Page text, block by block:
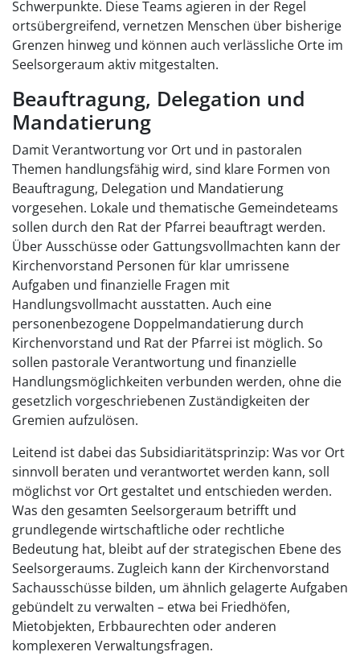
Schwerpunkte. Diese Teams agieren in der Regel
ortsübergreifend, vernetzen Menschen über bisherige
Grenzen hinweg und können auch verlässliche Orte im
Seelsorgeraum aktiv mitgestalten.
Beauftragung, Delegation und
Mandatierung
Damit Verantwortung vor Ort und in pastoralen
Themen handlungsfähig wird, sind klare Formen von
Beauftragung, Delegation und Mandatierung
vorgesehen. Lokale und thematische Gemeindeteams
sollen durch den Rat der Pfarrei beauftragt werden.
Über Ausschüsse oder Gattungsvollmachten kann der
Kirchenvorstand Personen für klar umrissene
Aufgaben und finanzielle Fragen mit
Handlungsvollmacht ausstatten. Auch eine
personenbezogene Doppelmandatierung durch
Kirchenvorstand und Rat der Pfarrei ist möglich. So
sollen pastorale Verantwortung und finanzielle
Handlungsmöglichkeiten verbunden werden, ohne die
gesetzlich vorgeschriebenen Zuständigkeiten der
Gremien aufzulösen.
Leitend ist dabei das Subsidiaritätsprinzip: Was vor Ort
sinnvoll beraten und verantwortet werden kann, soll
möglichst vor Ort gestaltet und entschieden werden.
Was den gesamten Seelsorgeraum betrifft und
grundlegende wirtschaftliche oder rechtliche
Bedeutung hat, bleibt auf der strategischen Ebene des
Seelsorgeraums. Zugleich kann der Kirchenvorstand
Sachausschüsse bilden, um ähnlich gelagerte Aufgaben
gebündelt zu verwalten – etwa bei Friedhöfen,
Mietobjekten, Erbbaurechten oder anderen
komplexeren Verwaltungsfragen.